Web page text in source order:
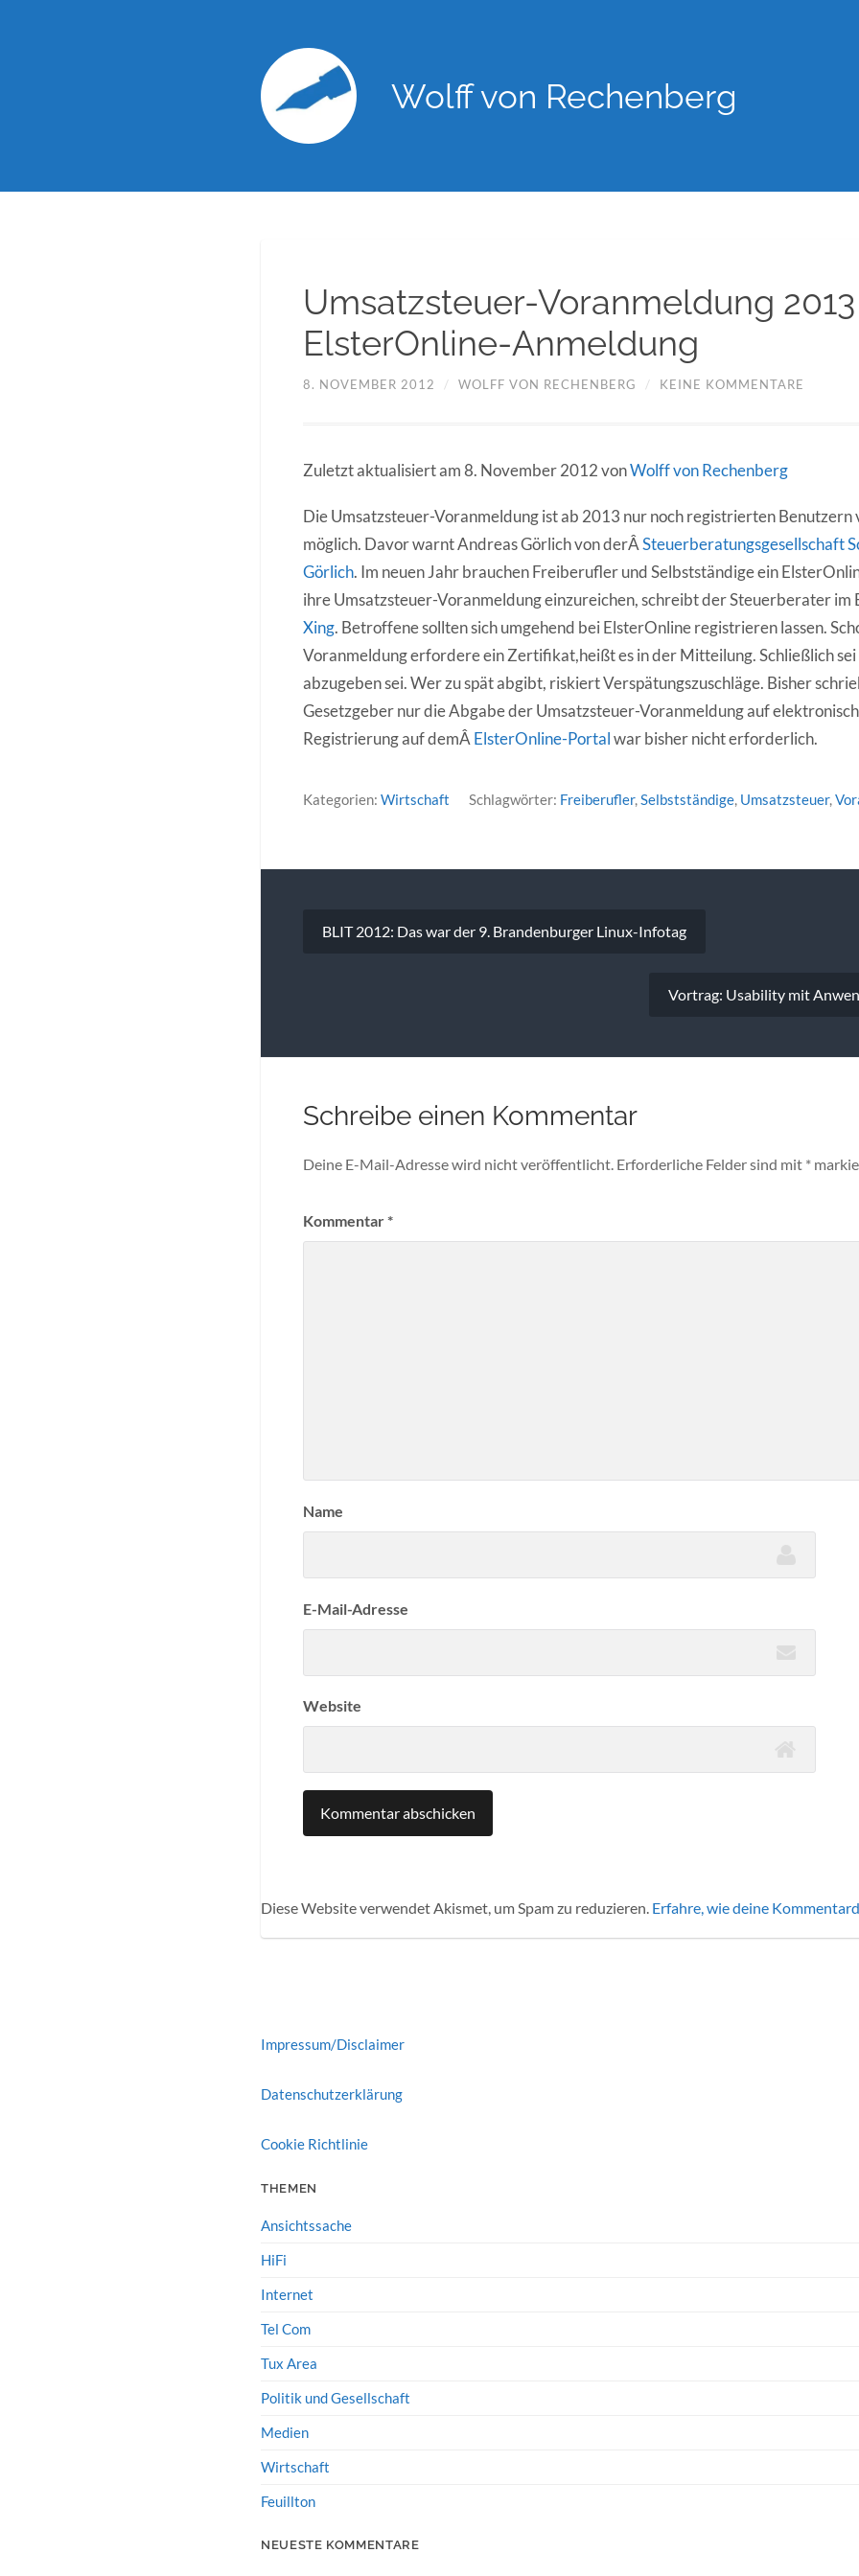
Wolff von Rechenberg
Umsatzsteuer-Voranmeldung
ElsterOnline-Anmeldung
8. NOVEMBER 2012 / WOLFF VON RECHENBERG / KEINE KOMMENTARE
Zuletzt aktualisiert am 8. November 2012 vonWolff von Rechenberg
Die Umsatzsteuer-Voranmeldung ist ab 2013 nur noch registrierten Benutzern
möglich. Davor warnt Andreas Görlich von derÂSteuerberatungsgesellschaft
Görlich. Im neuen Jahr brauchen Freiberufler und Selbstständige ein
ihre Umsatzsteuer-Voranmeldung einzureichen, schreibt der Steuerberater im
Xing. Betroffene sollten sich umgehend bei ElsterOnline registrieren lassen.
Voranmeldung erfordere ein Zertifikat,heißt es in der Mitteilung. Schließlich sei
abzugeben sei. Wer zu spät abgibt, riskiert Verspätungszuschläge. Bisher
Gesetzgeber nur die Abgabe der Umsatzsteuer-Voranmeldung auf
Registrierung auf demÂ ElsterOnline-Portalwar bisher nicht erforderlich.
Kategorien: Wirtschaft Schlagwörter: Freiberufler,Selbstständige, Umsatzsteuer,
BLIT 2012: Das war der 9. Brandenburger Linux-Infotag
Vortrag: Usability mit
Schreibe einen Kommentar
Deine E-Mail-Adresse wird nicht veröffentlicht. Erforderliche Felder sind mit *
Kommentar*
Name
E-Mail-Adresse
Website
Diese Website verwendet Akismet, um Spam zu reduzieren. Erfahre, wie deine
Impressum/Disclaimer
Datenschutzerklärung
Cookie Richtlinie
THEMEN
Ansichtssache
HiFi
Internet
Tel Com
Tux Area
Politik und Gesellschaft
Medien
Wirtschaft
Feuillton
NEUESTE KOMMENTARE